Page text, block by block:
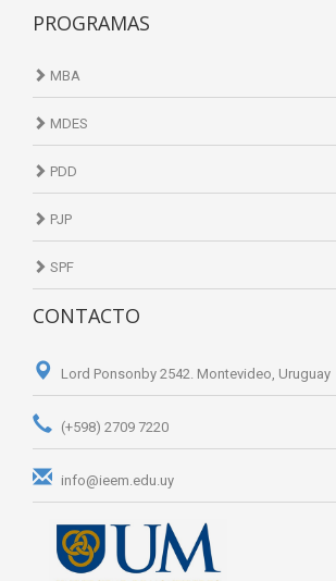
PROGRAMAS
MBA
MDES
PDD
PJP
SPF
CONTACTO
Lord Ponsonby 2542. Montevideo, Uruguay
(+598) 2709 7220
info@ieem.edu.uy